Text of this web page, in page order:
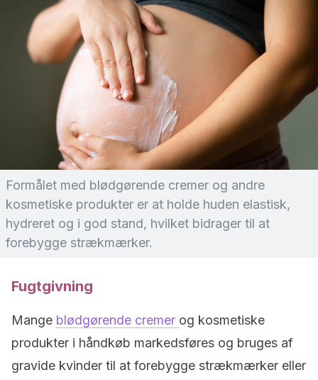
Formålet med blødgørende cremer og andre
kosmetiske produkter er at holde huden elastisk,
hydreret og i god stand, hvilket bidrager til at
forebygge strækmærker.
Fugtgivning
Mange blødgørende cremer og kosmetiske
produkter i håndkøb markedsføres og bruges af
gravide kvinder til at forebygge strækmærker eller